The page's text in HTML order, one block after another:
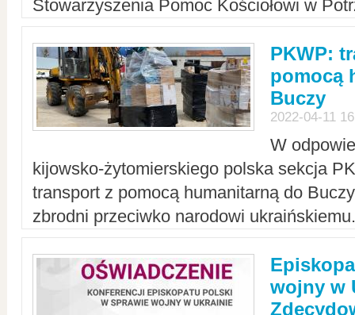
Stowarzyszenia Pomoc Kościołowi w
PKWP:
pomocą
Buczy
2022-04-11
W
kijowsko-żytomierskiego polska sekcja
transport z pomocą humanitarną do
zbrodni przeciwko narodowi
wojny w